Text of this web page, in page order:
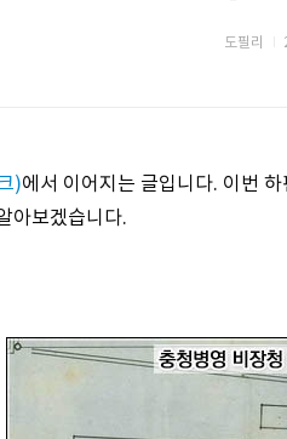
도필리
)에서 이어지는 글입니다. 이번
아보겠습니다.